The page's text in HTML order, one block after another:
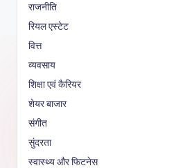
राजनीति
रियल एस्टेट
वित्त
व्यवसाय
शिक्षा एवं कैरियर
शेयर बाजार
संगीत
सुंदरता
स्वास्थ्य और फिटनेस